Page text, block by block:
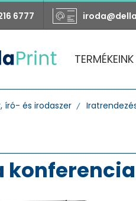
6777
TERMÉKEINK
író- és irodaszer